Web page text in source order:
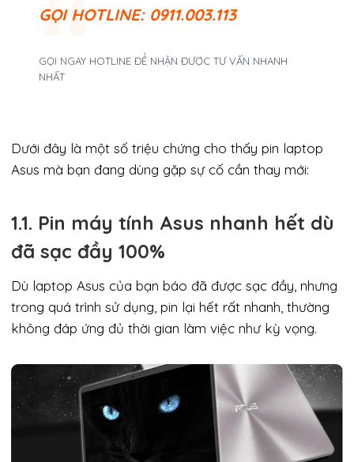
GỌI HOTLINE: 0911.003.113
GỌI NGAY HOTLINE ĐỂ NHẬN ĐƯỢC TƯ VẤN NHANH
NHẤT
Dưới đây là một số triệu chứng cho thấy pin laptop
Asus mà bạn đang dùng gặp sự cố cần thay mới:
1.1. Pin máy tính Asus nhanh hết dù
đã sạc đầy 100%
Dù laptop Asus của bạn báo đã được sạc đầy, nhưng
trong quá trình sử dụng, pin lại hết rất nhanh, thường
không đáp ứng đủ thời gian làm việc như kỳ vọng.